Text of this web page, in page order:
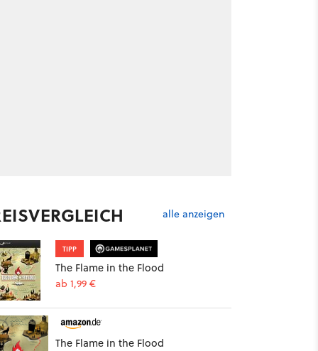
alle anzeigen
TIPP
The Flame in the Flood
ab 1,99 €
The Flame in the Flood